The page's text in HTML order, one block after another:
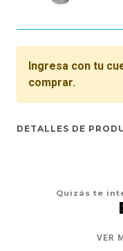
Ingresa con tu
comprar.
DETALLES DE
Quizás te
VER